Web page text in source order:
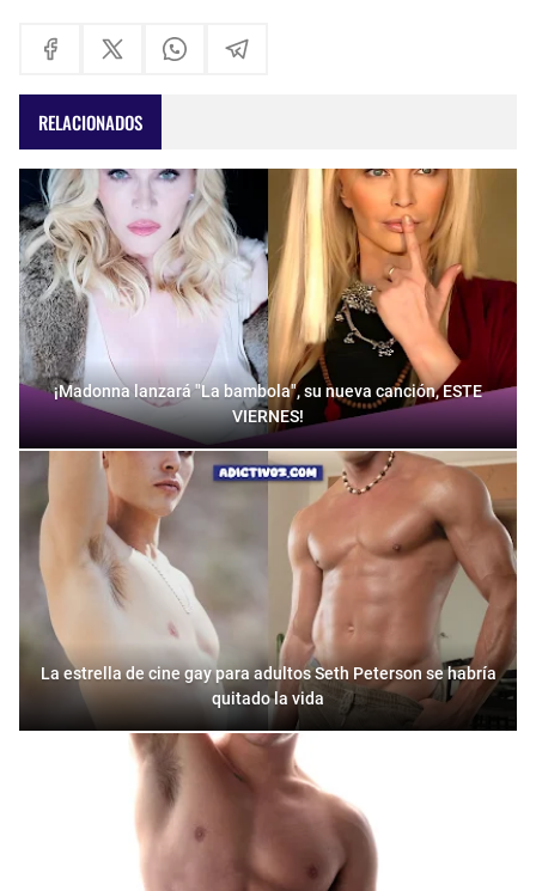
RELACIONADOS
¡Madonna lanzará "La bambola", su nueva canción, ESTE
VIERNES!
La estrella de cine gay para adultos Seth Peterson se habría
quitado la vida